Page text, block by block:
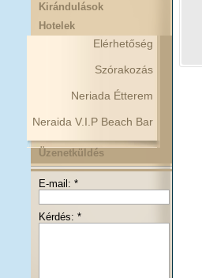
Kirándulások
Hotelek
Elérhetőség
Szórakozás
Neriada Étterem
Neraida V.I.P Beach Bar
Üzenetküldés
E-mail: *
Kérdés: *